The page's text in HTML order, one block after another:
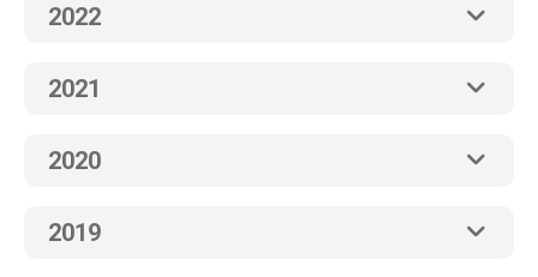
2022
2021
2020
2019